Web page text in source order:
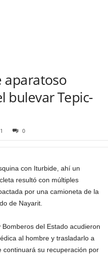
aparatoso
bulevar Tepic-
0
con Iturbide, ahí un
resultó con múltiples
por una camioneta de la
de Nayarit.
del Estado acudieron
al hombre y trasladarlo a
continuará su recuperación por